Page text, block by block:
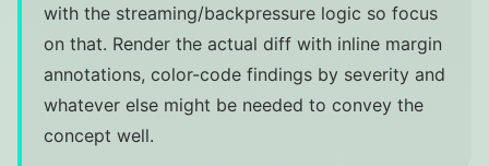
with the streaming/backpressure logic so focus
on that. Render the actual diff with inline margin
annotations, color-code findings by severity and
whatever else might be needed to convey the
concept well.